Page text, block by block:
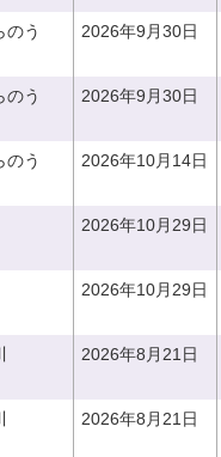
のう 2026年9月30日
のう 2026年9月30日
のう 2026年10月14日
2026年10月29日
2026年10月29日
2026年8月21日
2026年8月21日